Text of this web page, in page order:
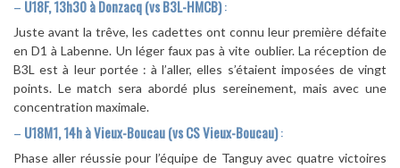
– U18F, 13h30 à Donzacq (vs B3L-HMCB):
Juste avant la trêve, les cadettes ont connu leur première défaite
en D1 à Labenne. Un léger faux pas à vite oublier. La réception de
B3L est à leur portée : à l’aller, elles s’étaient imposées de vingt
points. Le match sera abordé plus sereinement, mais avec une
concentration maximale.
– U18M1, 14h à Vieux-Boucau (vs CS Vieux-Boucau):
Phase aller réussie pour l’équipe de Tanguy avec quatre victoires